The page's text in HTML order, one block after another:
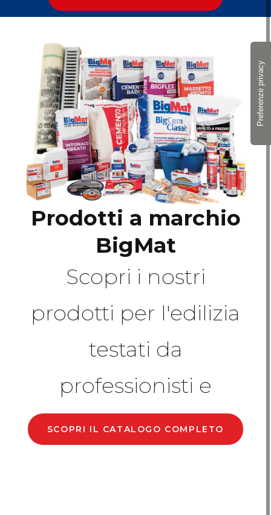
Prodotti a marchio
BigMat
Scopri i nostri
prodotti per l'edilizia
testati da
professionisti e
SCOPRI IL CATALOGO COMPLETO